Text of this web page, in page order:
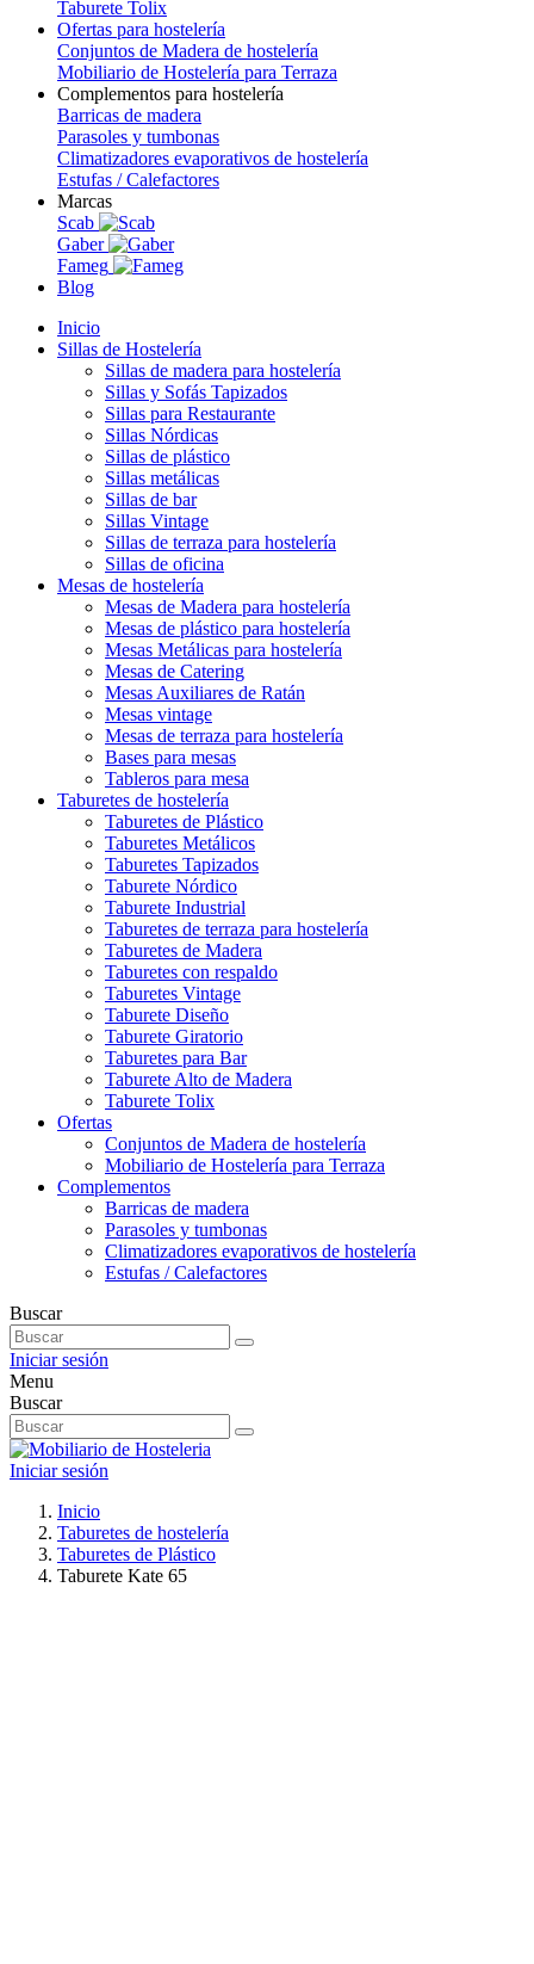
Taburete Tolix
Ofertas para hostelería
Conjuntos de Madera de hostelería
Mobiliario de Hostelería para Terraza
Complementos para hostelería
Barricas de madera
Parasoles y tumbonas
Climatizadores evaporativos de hostelería
Estufas / Calefactores
Marcas
Scab
Gaber
Fameg
Blog
Inicio
Sillas de Hostelería
Sillas de madera para hostelería
Sillas y Sofás Tapizados
Sillas para Restaurante
Sillas Nórdicas
Sillas de plástico
Sillas metálicas
Sillas de bar
Sillas Vintage
Sillas de terraza para hostelería
Sillas de oficina
Mesas de hostelería
Mesas de Madera para hostelería
Mesas de plástico para hostelería
Mesas Metálicas para hostelería
Mesas de Catering
Mesas Auxiliares de Ratán
Mesas vintage
Mesas de terraza para hostelería
Bases para mesas
Tableros para mesa
Taburetes de hostelería
Taburetes de Plástico
Taburetes Metálicos
Taburetes Tapizados
Taburete Nórdico
Taburete Industrial
Taburetes de terraza para hostelería
Taburetes de Madera
Taburetes con respaldo
Taburetes Vintage
Taburete Diseño
Taburete Giratorio
Taburetes para Bar
Taburete Alto de Madera
Taburete Tolix
Ofertas
Conjuntos de Madera de hostelería
Mobiliario de Hostelería para Terraza
Complementos
Barricas de madera
Parasoles y tumbonas
Climatizadores evaporativos de hostelería
Estufas / Calefactores
Buscar
Iniciar sesión
Menu
Buscar
Iniciar sesión
Inicio
Taburetes de hostelería
Taburetes de Plástico
Taburete Kate 65